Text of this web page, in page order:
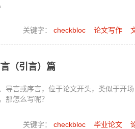
关键字： checkbloc 论文写作
（引言）篇
导言或序言，位于论文开头，类似于开
那怎么写呢？
关键字： checkbloc 毕业论文